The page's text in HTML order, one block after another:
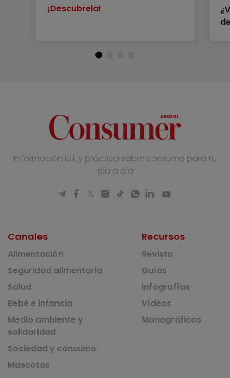
¡Descubrela!
Información útil y práctica sobre consumo para tu
día a día
Canales
Alimentación
Seguridad alimentaria
Salud
Bebé e infancia
Medio ambiente y
solidaridad
Sociedad y consumo
Mascotas
Recursos
Revista
Guías
Infografías
Vídeos
Monográficos